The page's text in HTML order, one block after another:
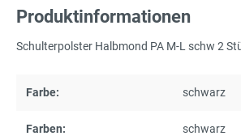
Produktinformationen
Schulterpolster Halbmond PA M-L schw 2
Farbe: schwarz
Farben: schwarz